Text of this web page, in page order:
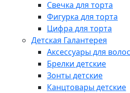
Свечка для торта
Фигурка для торта
Цифра для торта
Детская Галантерея
Аксессуары для волос
Брелки детские
Зонты детские
Канцтовары детские